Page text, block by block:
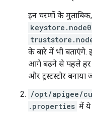
इन चरणों के
keystore.node0
के बारे में भी बताएंगे.
आगे बढ़ने से पहले हर
और ट्रस्टस्टोर बनाया
/opt/apigee/
.properties में ये